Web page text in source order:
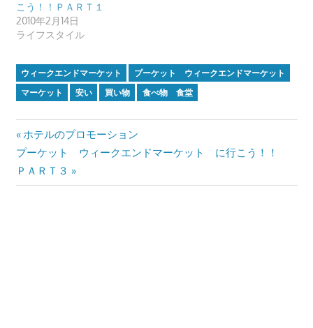
こう！！ＰＡＲＴ１
2010年2月14日
ライフスタイル
ウィークエンドマーケット
プーケット ウィークエンドマーケット
マーケット
安い 買い物 食べ物 食堂
投
稿
ナ
Previous
Post:
ホテルのプロモーション
Next
Post:
プーケット ウィークエンドマーケット に行こう！！
ＰＡＲＴ３